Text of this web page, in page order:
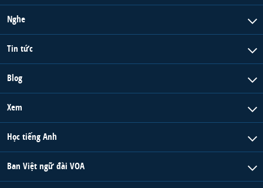
Nghe
Tin tức
Blog
Xem
Học tiếng Anh
Ban Việt ngữ đài VOA